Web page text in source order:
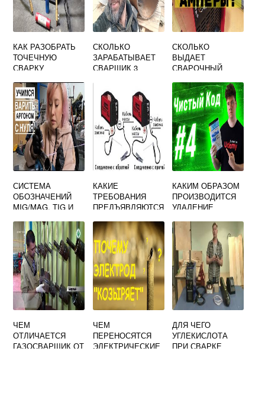
КАК РАЗОБРАТЬ
ТОЧЕЧНУЮ
СВАРКУ
СКОЛЬКО
ЗАРАБАТЫВАЕТ
СВАРЩИК 3
РОССИИ
СКОЛЬКО
ВЫДАЕТ
СВАРОЧНЫЙ
СИСТЕМА
ОБОЗНАЧЕНИЙ
MIG/MAG, TIG И
КАКИЕ
ТРЕБОВАНИЯ
ПРЕДЪЯВЛЯЮТСЯ
ЦЕПИ
ЭЛЕКТРОСВАРОЧ
НОЙ УСТАНОВКИ
КАКИМ ОБРАЗОМ
ПРОИЗВОДИТСЯ
УДАЛЕНИЕ
ПЛАНОК ПОСЛЕ
ОКОНЧАНИЯ
СВАРКИ
ЧЕМ
ОТЛИЧАЕТСЯ
ГАЗОСВАРЩИК ОТ
ЧЕМ
ПЕРЕНОСЯТСЯ
ЭЛЕКТРИЧЕСКИЕ
ДЛЯ ЧЕГО
УГЛЕКИСЛОТА
ПРИ СВАРКЕ